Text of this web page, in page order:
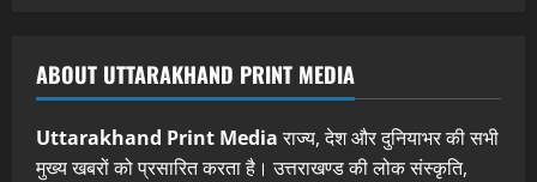
ABOUT UTTARAKHAND PRINT MEDIA
Uttarakhand Print Mediaराज्य, देश और दुनियाभर की सभी
मुख्य खबरों को प्रसारित करता है। उत्तराखण्ड की लोक संस्कृति,